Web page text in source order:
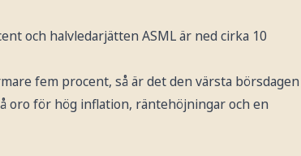
och halvledarjätten ASML är ned cirka 10
fem procent, så är det den värsta börsdagen
oro för hög inflation, räntehöjningar och en